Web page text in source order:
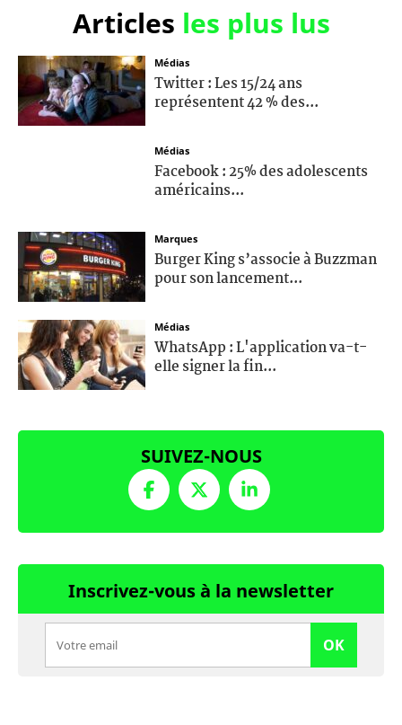
Articles les plus lus
Médias
Twitter : Les 15/24 ans
représentent 42 % des...
Médias
Facebook : 25% des adolescents
américains...
Marques
Burger King s’associe à Buzzman
pour son lancement...
Médias
WhatsApp : L'application va-t-
elle signer la fin...
SUIVEZ-NOUS
Inscrivez-vous à la newsletter
OK